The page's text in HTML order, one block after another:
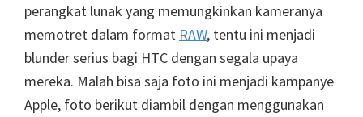
perangkat lunak yang memungkinkan kameranya
memotret dalam format RAW, tentu ini menjadi
blunder serius bagi HTC dengan segala upaya
mereka. Malah bisa saja foto ini menjadi kampanye
Apple, foto berikut diambil dengan menggunakan